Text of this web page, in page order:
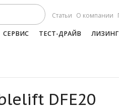
Статьи О компании
СЕРВИС ТЕСТ-ДРАЙВ ЛИЗИНГ
DFE20